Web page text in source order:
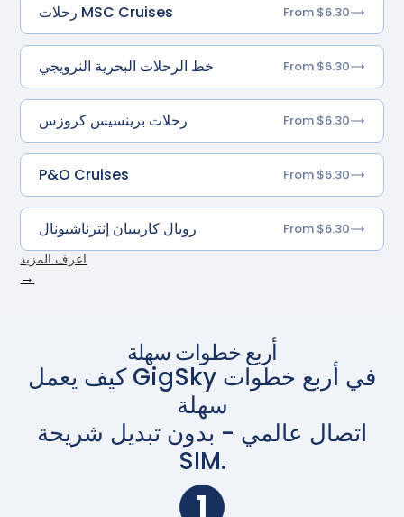
رحلات MSC Cruises From $6.30
خط الرحلات البحرية النرويجي From $6.30
رحلات برينسيس كروزس From $6.30
P&O Cruises From $6.30
رويال كاريبيان إنترناشيونال From $6.30
اعرف المزيد
→
أربع خطوات سهلة
كيف يعمل GigSky في أربع خطوات
سهلة
اتصال عالمي - بدون تبديل شريحة
SIM.
1